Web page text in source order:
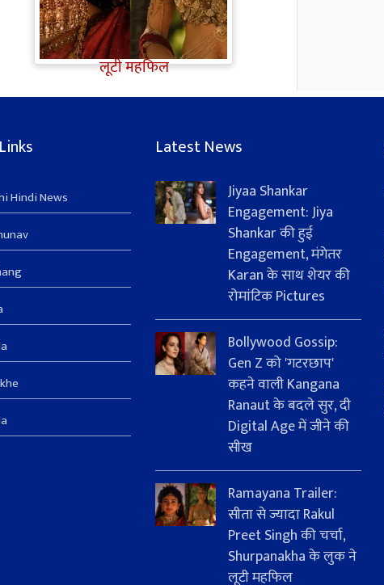
Ramayana Trailer: सीता से
ज्यादा Rakul Preet Singh की
चर्चा, Shurpanakha के लुक ने
लूटी महफिल
Hindi News
Latest News
Jiyaa Shankar
Engagement: Jiya
Shankar की हुई
Engagement, मंगेतर
Karan के साथ शेयर की
रोमांटिक Pictures
Bollywood Gossip:
Gen Z को 'गटरछाप'
कहने वाली Kangana
Ranaut के बदले सुर, दी
Digital Age में जीने की
सीख
Ramayana Trailer:
सीता से ज्यादा Rakul
Preet Singh की चर्चा,
Shurpanakha के लुक ने
लूटी महफिल